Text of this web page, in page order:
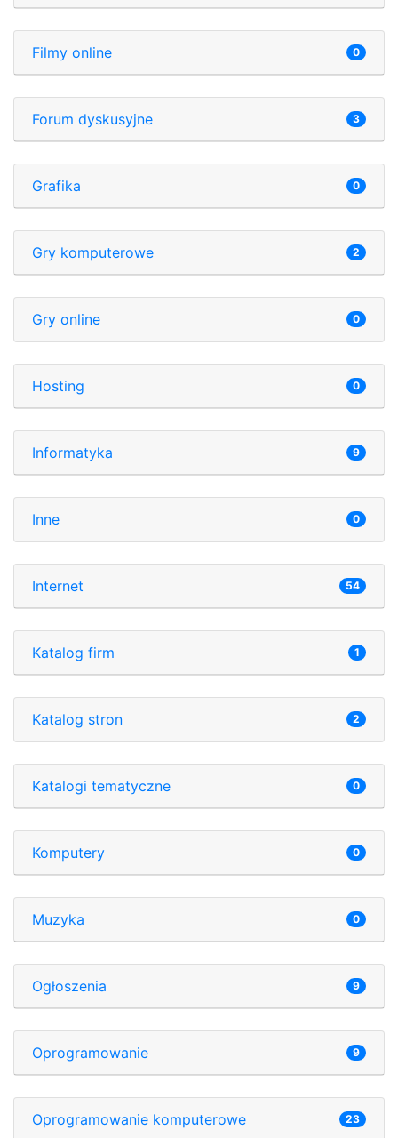
Filmy online 0
Forum dyskusyjne 3
Grafika 0
Gry komputerowe 2
Gry online 0
Hosting 0
Informatyka 9
Inne 0
Internet 54
Katalog firm 1
Katalog stron 2
Katalogi tematyczne 0
Komputery 0
Muzyka 0
Ogłoszenia 9
Oprogramowanie 9
Oprogramowanie komputerowe 23